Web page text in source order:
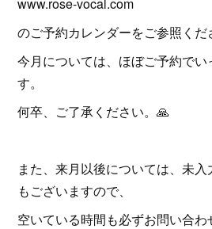
のご予約カレンダーをご参照くだ
今月については、ほぼご予約でい
す。
何卒、ご了承ください。🙏
また、来月以後については、未
もございますので、
空いている時間も必ずお問い合わ